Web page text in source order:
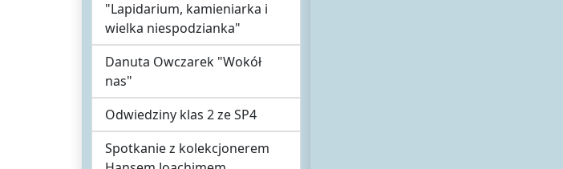
"Lapidarium, kamieniarka i
wielka niespodzianka"
Danuta Owczarek "Wokół
nas"
Odwiedziny klas 2 ze SP4
Spotkanie z kolekcjonerem